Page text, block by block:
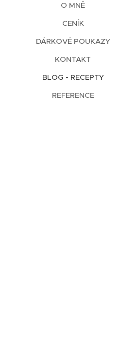
O MNĚ
CENÍK
DÁRKOVÉ POUKAZY
KONTAKT
BLOG - RECEPTY
REFERENCE